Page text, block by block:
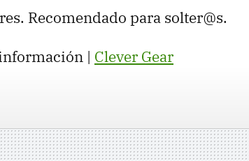
Recomendado para solter@s.
| Clever Gear